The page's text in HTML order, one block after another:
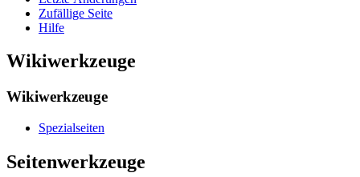
Zufällige Seite
Hilfe
Wikiwerkzeuge
Wikiwerkzeuge
Spezialseiten
Seitenwerkzeuge